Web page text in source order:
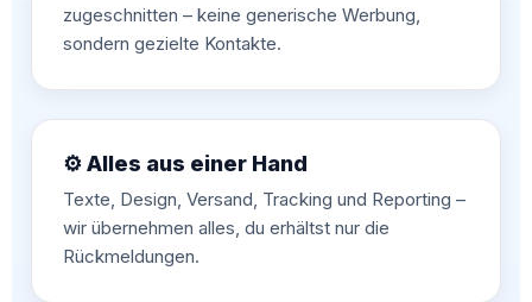
zugeschnitten – keine generische Werbung,
sondern gezielte Kontakte.
⚙️ Alles aus einer Hand
Texte, Design, Versand, Tracking und Reporting –
wir übernehmen alles, du erhältst nur die
Rückmeldungen.